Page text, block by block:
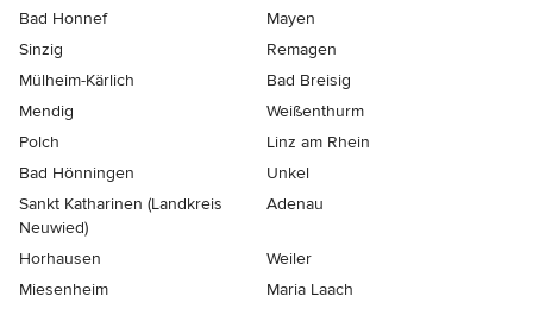
Bad Honnef
Mayen
Sinzig
Remagen
Mülheim-Kärlich
Bad Breisig
Mendig
Weißenthurm
Polch
Linz am Rhein
Bad Hönningen
Unkel
Sankt Katharinen (Landkreis
Neuwied)
Adenau
Horhausen
Weiler
Miesenheim
Maria Laach